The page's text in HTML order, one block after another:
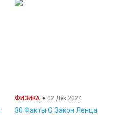
ФИЗИКА 02 Дек 2024
30 Факты О Закон Ленца